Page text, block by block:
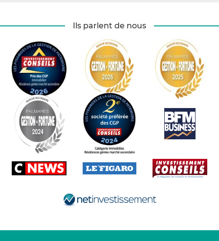
Ils parlent de nous